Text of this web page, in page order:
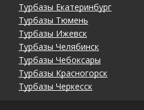
Турбазы Екатеринбург
Турбазы Тюмень
Турбазы Ижевск
Турбазы Челябинск
Турбазы Чебоксары
Турбазы Красногорск
Турбазы Черкесск